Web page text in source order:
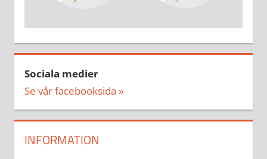
Sociala medier
Se vår facebooksida »
INFORMATION